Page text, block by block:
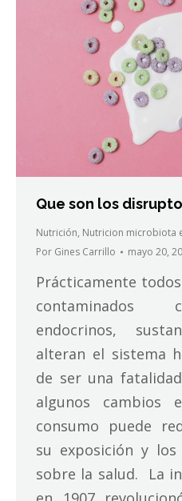
Que son los
Nutrición, Nutricion microbiota
Por Gines Carrillo mayo 20,
Prácticamente
contaminados
endocrinos,
alteran el sistema
de ser una
algunos cambios
consumo puede
su exposición y
sobre la salud. La